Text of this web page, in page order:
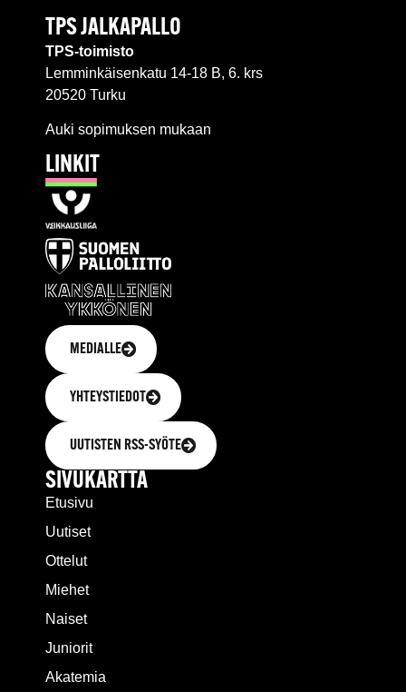
TPS JALKAPALLO
TPS-toimisto
Lemminkäisenkatu 14-18 B, 6. krs
20520 Turku
Auki sopimuksen mukaan
LINKIT
MEDIALLE
YHTEYSTIEDOT
UUTISTEN RSS-SYÖTE
SIVUKARTTA
Etusivu
Uutiset
Ottelut
Miehet
Naiset
Juniorit
Akatemia